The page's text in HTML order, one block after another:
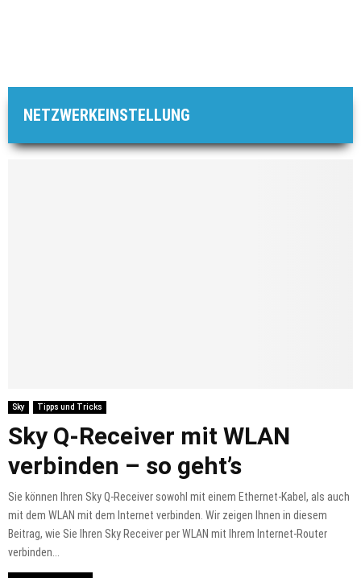
NETZWERKEINSTELLUNG
Sky Tipps und Tricks
Sky Q-Receiver mit WLAN
verbinden – so geht’s
Sie können Ihren Sky Q-Receiver sowohl mit einem Ethernet-Kabel, als auch
mit dem WLAN mit dem Internet verbinden. Wir zeigen Ihnen in diesem
Beitrag, wie Sie Ihren Sky Receiver per WLAN mit Ihrem Internet-Router
verbinden...